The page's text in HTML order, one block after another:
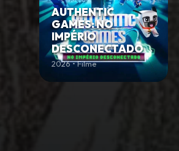
AUTHENTIC
GAMES: NO
IMPÉRIO
DESCONECTADO
2026 • Filme